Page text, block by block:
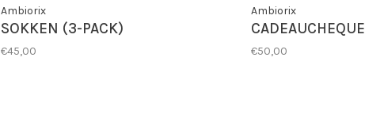
Ambiorix
SOKKEN (3-PACK)
€45,00
Ambiorix
CADEAUCHEQUE
€50,00